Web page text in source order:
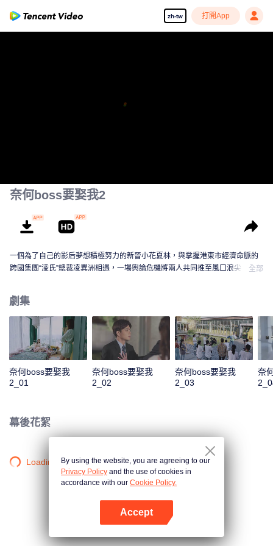
zh-tw 打開App
奈何boss要娶我2
一個為了自己的影后夢想積極努力的新晉小花夏林，與掌握港東市經濟命脈的
跨國集團“淩氏”總裁凌異洲相遇，一場輿論危機將兩人共同推至風口浪尖，無論
全部
劇集
奈何boss要娶我
2_01
奈何boss要娶我
2_02
奈何boss要娶我
2_03
奈
幕後花絮
Loading…By using the website, you are agreeing to our
Privacy Policy and the use of cookies in
accordance with our Cookie Policy.
Accept